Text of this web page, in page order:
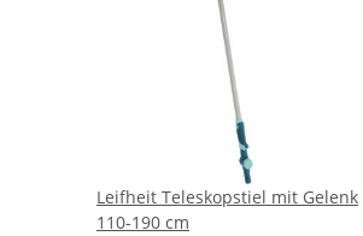
Leifheit Teleskopstiel mit Gelenk
110-190 cm